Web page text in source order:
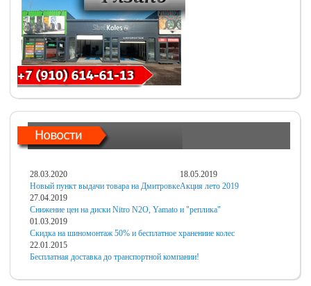
28.03.2020
Новый пункт выдачи товара на Дмитровке
18.05.2019
Акция лето 2019
27.04.2019
Снижение цен на диски Nitro N2O, Yamato и "реплика"
01.03.2019
Скидка на шиномонтаж 50% и бесплатное хранениие колес
22.01.2015
Бесплатная доставка до транспортной компании!